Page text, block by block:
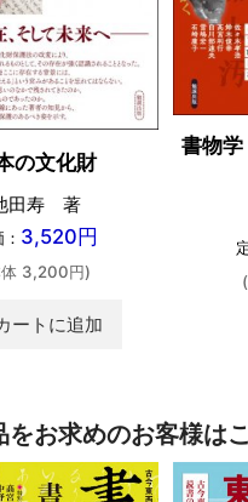
の文化財
田寿 著
3,520円
3,200円)
ートに追加
書物
をお求めのお客様は